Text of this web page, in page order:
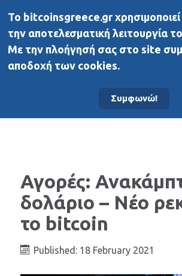
Άλλα μέσα
Αγορές:
δολάριο – Νέο
το bitcoin
Published: 18 February 2021
To bitcoinsgreece.gr
την αποτελεσματική λειτουργία
Με την πλοήγησή σας στο site
αποδοχή των cookies.
Συμφωνώ!